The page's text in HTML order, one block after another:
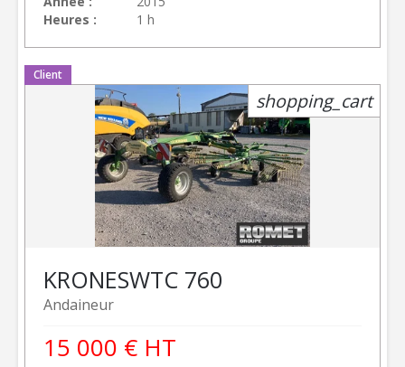
Heures
1 h
Client
Andaineur
KRONESWTC 760
15 000 € HT
shopping_cart